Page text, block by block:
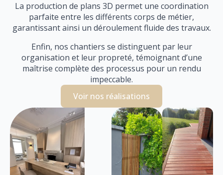
La production de plans 3D permet une coordination
parfaite entre les différents corps de métier,
garantissant ainsi un déroulement fluide des travaux.
Enfin, nos chantiers se distinguent par leur
organisation et leur propreté, témoignant d’une
maîtrise complète des processus pour un rendu
impeccable.
Voir nos réalisations